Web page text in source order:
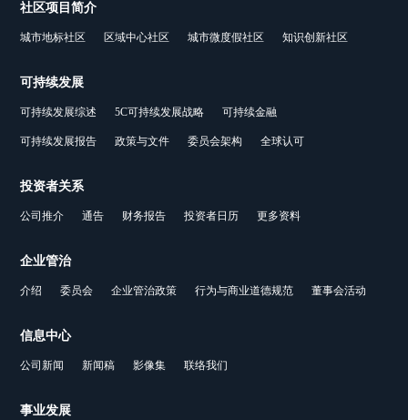
社区项目简介
城市地标社区 区域中心社区 城市微度假社区 知识创新社区
可持续发展
可持续发展综述 5C可持续发展战略 可持续金融
可持续发展报告 政策与文件 委员会架构 全球认可
投资者关系
公司推介 通告 财务报告 投资者日历 更多资料
企业管治
介绍 委员会 企业管治政策 行为与商业道德规范 董事会活动
信息中心
公司新闻 新闻稿 影像集 联络我们
事业发展